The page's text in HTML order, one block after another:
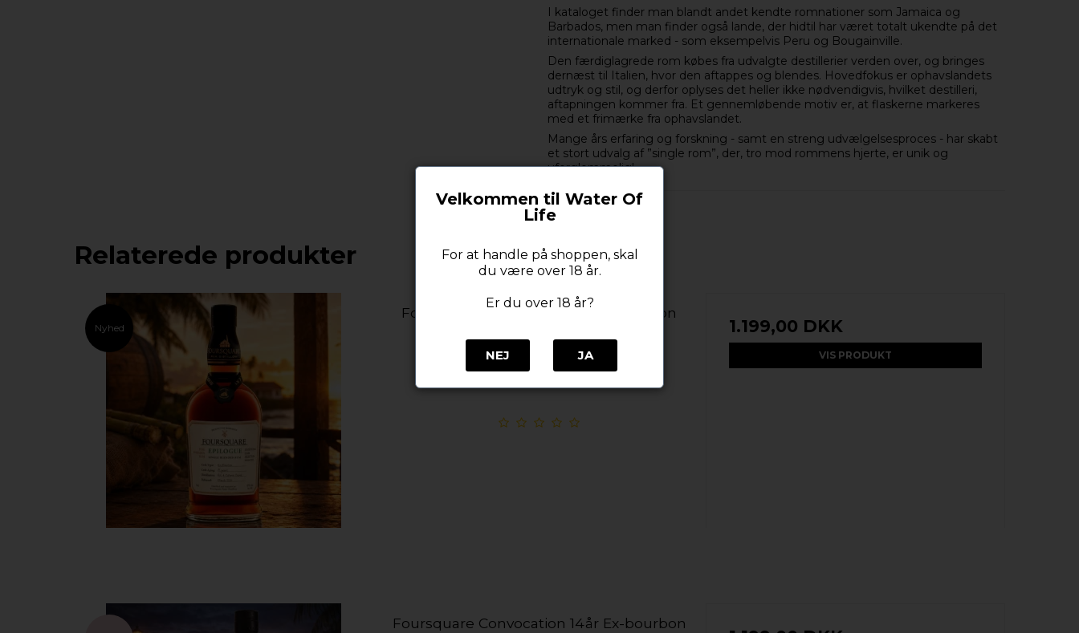
I kataloget finder man blandt andet kendte romnationer som Jamaica og
Barbados, men man finder også lande, der hidtil har været totalt ukendte på det
internationale marked - som eksempelvis Peru og Bougainville.
Den færdiglagrede rom købes fra udvalgte destillerier verden over, og bringes
dernæst til Italien, hvor den aftappes og blendes. Hovedfokus er ophavslandets
udtryk og stil, og derfor oplyses det heller ikke nødvendigvis, hvilket destilleri,
aftapningen kommer fra. Et gennemløbende motiv er, at flaskerne markeres
med et frimærke fra ophavslandet.
Mange års erfaring og forskning - samt en streng udvælgelsesproces - har skabt
et stort udvalg af ”single rom”, der, tro mod rommens hjerte, er unik og
uforglemmelig!
Relaterede produkter
Nyhed
Foursquare Exceptional Cask Selection
KOMMER SNART
1.199,00 DKK
VIS PRODUKT
Foursquare Convocation 14år Ex-bourbon
Velkommen til Water Of
Life
For at handle på shoppen, skal
du være over 18 år.
Er du over 18 år?
NEJ JA